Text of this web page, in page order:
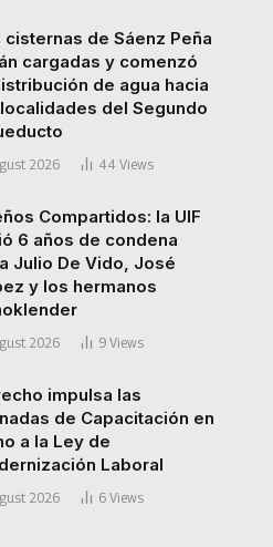
cisternas de Sáenz Peña
cargadas y comenzó
de agua hacia
del Segundo
2026 44 Views
Compartidos: la UIF
6 años de condena
Julio De Vido, José
y los hermanos
2026 9 Views
impulsa las
de Capacitación en
a la Ley de
Laboral
2026 6 Views